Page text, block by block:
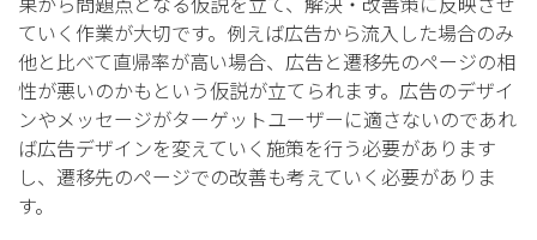
ていく作業が大切です。例えば広告から流入した場合のみ
他と比べて直帰率が高い場合、広告と遷移先のページの相
性が悪いのかもという仮説が立てられます。広告のデザイ
ンやメッセージがターゲットユーザーに適さないのであれ
ば広告デザインを変えていく施策を行う必要があります
し、遷移先のページでの改善も考えていく必要がありま
す。